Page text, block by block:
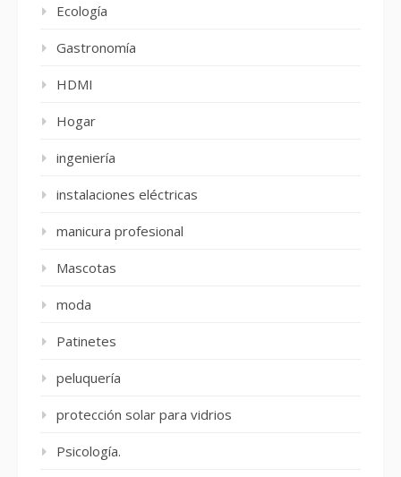
Ecología
Gastronomía
HDMI
Hogar
ingeniería
instalaciones eléctricas
manicura profesional
Mascotas
moda
Patinetes
peluquería
protección solar para vidrios
Psicología.